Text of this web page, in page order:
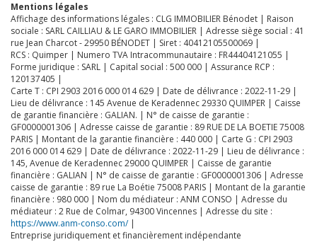
Mentions légales
Affichage des informations légales : CLG IMMOBILIER Bénodet | Raison
sociale : SARL CAILLIAU & LE GARO IMMOBILIER | Adresse siège social : 41
rue Jean Charcot - 29950 BÉNODET | Siret : 40412105500069 |
RCS : Quimper | Numero TVA Intracommunautaire : FR44404121055 |
Forme juridique : SARL | Capital social : 500 000 | Assurance RCP :
120137405 |
Carte T : CPI 2903 2016 000 014 629 | Date de délivrance : 2022-11-29 |
Lieu de délivrance : 145 Avenue de Keradennec 29330 QUIMPER | Caisse
de garantie financière : GALIAN. | N° de caisse de garantie :
GF0000001306 | Adresse caisse de garantie : 89 RUE DE LA BOETIE 75008
PARIS | Montant de la garantie financière : 440 000 | Carte G : CPI 2903
2016 000 014 629 | Date de délivrance : 2022-11-29 | Lieu de délivrance :
145, Avenue de Keradennec 29000 QUIMPER | Caisse de garantie
financière : GALIAN | N° de caisse de garantie : GF0000001306 | Adresse
caisse de garantie : 89 rue La Boétie 75008 PARIS | Montant de la garantie
financière : 980 000 | Nom du médiateur : ANM CONSO | Adresse du
médiateur : 2 Rue de Colmar, 94300 Vincennes | Adresse du site :
https://www.anm-conso.com/|
Entreprise juridiquement et financièrement indépendante